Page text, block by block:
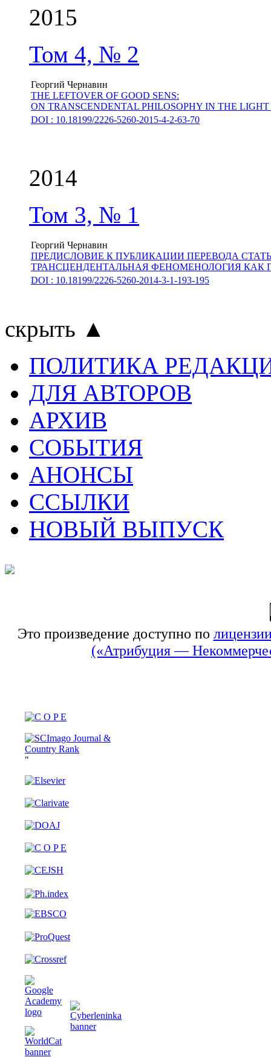
2015
Том 4, № 2
Георгий Чернавин
THE LEFTOVER OF GOOD SENS:
ON TRANSCENDENTAL PHILOSOPHY IN THE
DOI : 10.18199/2226-5260-2015-4-2-63-70
2014
Том 3, № 1
Георгий Чернавин
ПРЕДИСЛОВИЕ К ПУБЛИКАЦИИ ПЕРЕВОДА
ТРАНСЦЕНДЕНТАЛЬНАЯ ФЕНОМЕНОЛОГИЯ КАК
DOI : 10.18199/2226-5260-2014-3-1-193-195
скрыть ▲
ПОЛИТИКА
ДЛЯ АВТОРОВ
АРХИВ
СОБЫТИЯ
АНОНСЫ
ССЫЛКИ
НОВЫЙ ВЫПУСК
Это произведение доступно по
(«Атрибуция —
"